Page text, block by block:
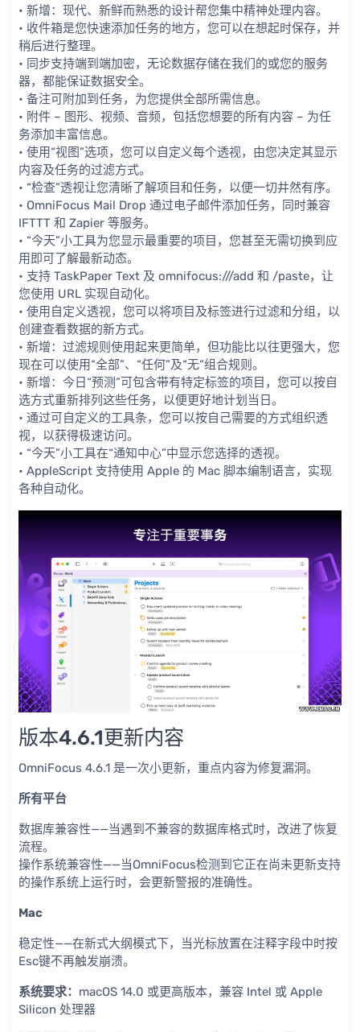
• 新增：现代、新鲜而熟悉的设计帮您集中精神处理内容。
• 收件箱是您快速添加任务的地方，您可以在想起时保存，并
稍后进行整理。
• 同步支持端到端加密，无论数据存储在我们的或您的服务
器，都能保证数据安全。
• 备注可附加到任务，为您提供全部所需信息。
• 附件 – 图形、视频、音频，包括您想要的所有内容 – 为任
务添加丰富信息。
• 使用“视图”选项，您可以自定义每个透视，由您决定其显示
内容及任务的过滤方式。
• “检查”透视让您清晰了解项目和任务，以便一切井然有序。
• OmniFocus Mail Drop 通过电子邮件添加任务，同时兼容
IFTTT 和 Zapier 等服务。
• “今天”小工具为您显示最重要的项目，您甚至无需切换到应
用即可了解最新动态。
• 支持 TaskPaper Text 及 omnifocus:///add 和 /paste，让
您使用 URL 实现自动化。
• 使用自定义透视，您可以将项目及标签进行过滤和分组，以
创建查看数据的新方式。
• 新增：过滤规则使用起来更简单，但功能比以往更强大，您
现在可以使用“全部”、“任何”及“无”组合规则。
• 新增：今日“预测”可包含带有特定标签的项目，您可以按自
选方式重新排列这些任务，以便更好地计划当日。
• 通过可自定义的工具条，您可以按自己需要的方式组织透
视，以获得极速访问。
• “今天”小工具在“通知中心”中显示您选择的透视。
• AppleScript 支持使用 Apple 的 Mac 脚本编制语言，实现
各种自动化。
版本4.6.1更新内容
OmniFocus 4.6.1 是一次小更新，重点内容为修复漏洞。
所有平台
数据库兼容性——当遇到不兼容的数据库格式时，改进了恢复
流程。
操作系统兼容性——当OmniFocus检测到它正在尚未更新支持
的操作系统上运行时，会更新警报的准确性。
Mac
稳定性——在新式大纲模式下，当光标放置在注释字段中时按
Esc键不再触发崩溃。
系统要求： macOS 14.0 或更高版本，兼容 Intel 或 Apple
Silicon 处理器